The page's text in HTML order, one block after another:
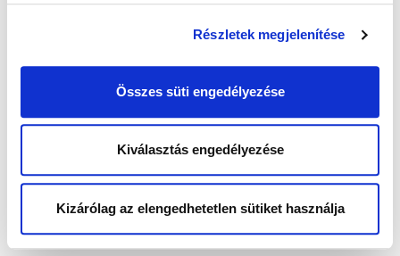
Részletek megjelenítése
Összes süti engedélyezése
Kiválasztás engedélyezése
Kizárólag az elengedhetetlen sütiket használja